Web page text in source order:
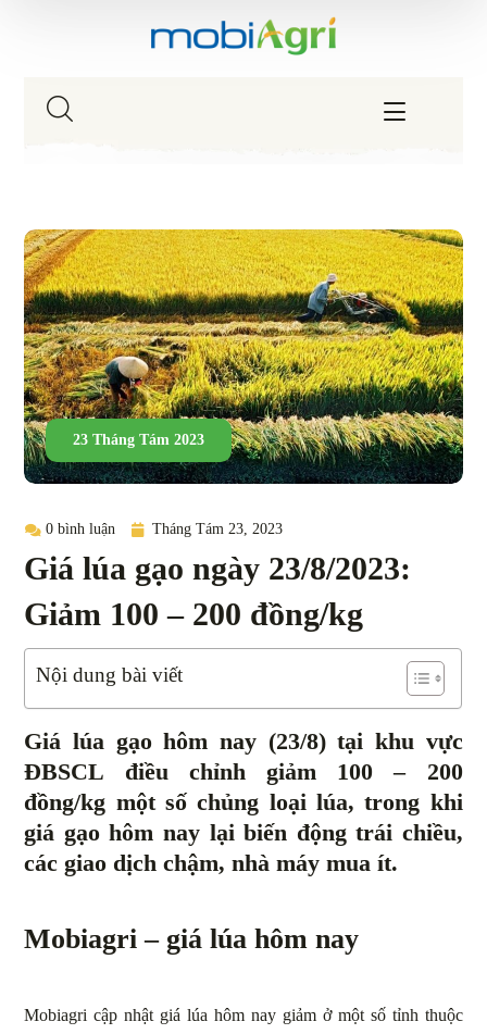
23 Tháng Tám 2023
0 bình luận Tháng Tám 23, 2023
Giá lúa gạo ngày 23/8/2023:
Giảm 100 – 200 đồng/kg
Nội dung bài viết
Giá lúa gạo hôm nay (23/8) tại khu vực
ĐBSCL điều chỉnh giảm 100 – 200
đồng/kg một số chủng loại lúa, trong khi
giá gạo hôm nay lại biến động trái chiều,
các giao dịch chậm, nhà máy mua ít.
Mobiagri – giá lúa hôm nay
Mobiagri cập nhật giá lúa hôm nay giảm ở một số tỉnh thuộc